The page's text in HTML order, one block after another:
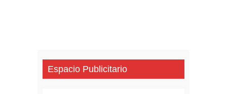
Espacio Publicitario